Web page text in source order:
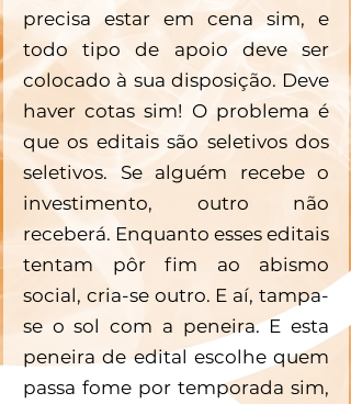
precisa estar em cena sim, e
todo tipo de apoio deve ser
colocado à sua disposição. Deve
haver cotas sim! O problema é
que os editais são seletivos dos
seletivos. Se alguém recebe o
investimento, outro não
receberá. Enquanto esses editais
tentam pôr fim ao abismo
social, cria-se outro. E aí, tampa-
se o sol com a peneira. E esta
peneira de edital escolhe quem
passa fome por temporada sim,